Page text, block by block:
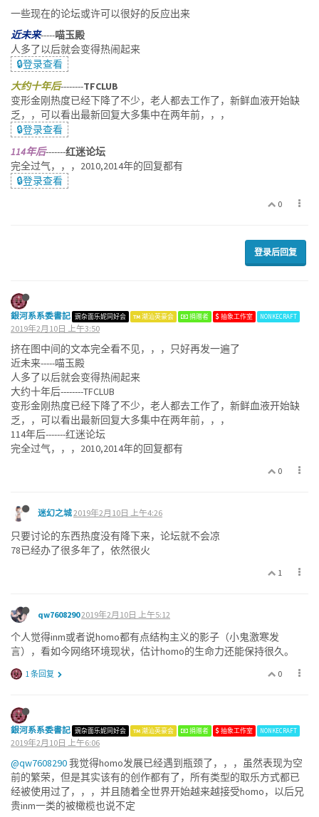
一些现在的论坛或许可以很好的反应出来
近未来-----喵玉殿
人多了以后就会变得热闹起来
🔒登录查看
大约十年后--------TFCLUB
变形金刚热度已经下降了不少，老人都去工作了，新鲜血液开始缺
乏，，可以看出最新回复大多集中在两年前，，，
🔒登录查看
114年后-------红迷论坛
完全过气，，，2010,2014年的回复都有
🔒登录查看
0
登录后回复
銀河系系委書記 豌杂面乐妮同好会 潮汕英豪会 捐赠者 抽象工作室 NONKECRAFT
2019年2月10日 上午3:50
挤在图中间的文本完全看不见，，，只好再发一遍了
近未来-----喵玉殿
人多了以后就会变得热闹起来
大约十年后--------TFCLUB
变形金刚热度已经下降了不少，老人都去工作了，新鲜血液开始缺
乏，，可以看出最新回复大多集中在两年前，，，
114年后-------红迷论坛
完全过气，，，2010,2014年的回复都有
0
迷幻之城2019年2月10日 上午4:26
只要讨论的东西热度没有降下来，论坛就不会凉
78已经办了很多年了，依然很火
1
qw76082902019年2月10日 上午5:12
个人觉得inm或者说homo都有点结构主义的影子（小鬼激寒发
言），看如今网络环境现状，估计homo的生命力还能保持很久。
0
1 条回复
銀河系系委書記 豌杂面乐妮同好会 潮汕英豪会 捐赠者 抽象工作室 NONKECRAFT
2019年2月10日 上午6:06
@qw7608290我觉得homo发展已经遇到瓶颈了，，，虽然表现为空
前的繁荣，但是其实该有的创作都有了，所有类型的取乐方式都已
经被使用过了，，，并且随着全世界开始越来越接受homo，以后兄
贵inm一类的被橄榄也说不定